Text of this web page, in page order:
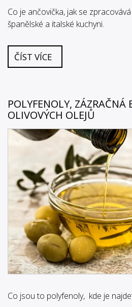
Co je ančovička, jak se
španělské a italské kuchyni.
ČÍST VÍCE
POLYFENOLY, ZÁZRAČNÁ
OLIVOVÝCH OLEJŮ
Co jsou to polyfenoly, kde je